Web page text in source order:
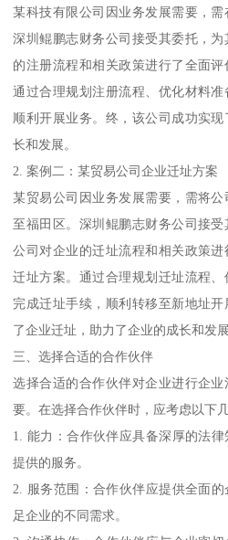
某科技有限公司因业务发展需要，需
深圳鲲鹏志财务公司接受其委托，
的注册流程和相关政策进行了全面评
通过合理规划注册流程、优化材料准
顺利开展业务。终，该公司成功实
长和发展。
2. 案例二：某贸易公司企业迁址方案
某贸易公司因业务发展需要，需将
至福田区。深圳鲲鹏志财务公司接受
公司对企业的迁址流程和相关政策
迁址方案。通过合理规划迁址流程
完成迁址手续，顺利转移至新地址
了企业迁址，助力了企业的成长和发展
三、选择合适的合作伙伴
选择合适的合作伙伴对企业进行企
要。在选择合作伙伴时，应考虑以下
1. 能力：合作伙伴应具备深厚的法
提供的服务。
2. 服务范围：合作伙伴应提供全面
足企业的不同需求。